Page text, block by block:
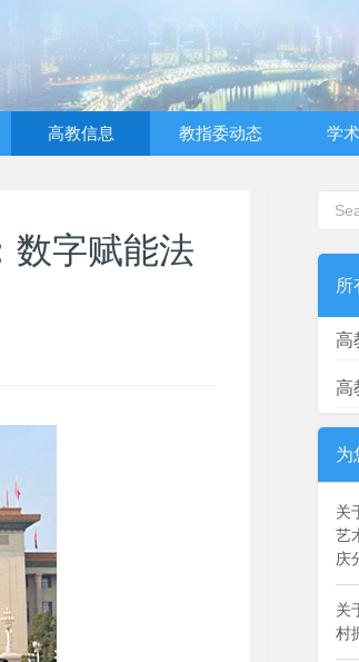
高教信息 教指委动态 学
数字赋能法
所
高
高
为
关
艺
庆
关
村